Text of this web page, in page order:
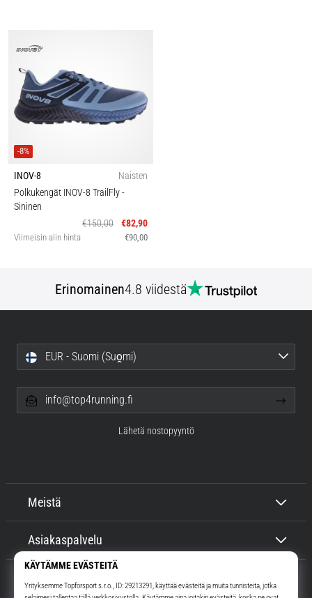
-8%
INOV-8
Naisten
Polkukengät INOV-8 TrailFly-
Sininen
€150,00
€82,90
Viimeisin alin hinta €90,00
Erinomainen4.8 viidestä
Meistä
Asiakaspalvelu
EUR - Suomi (Suo̯mi)
info@top4running.fi
Lähetä nostopyyntö